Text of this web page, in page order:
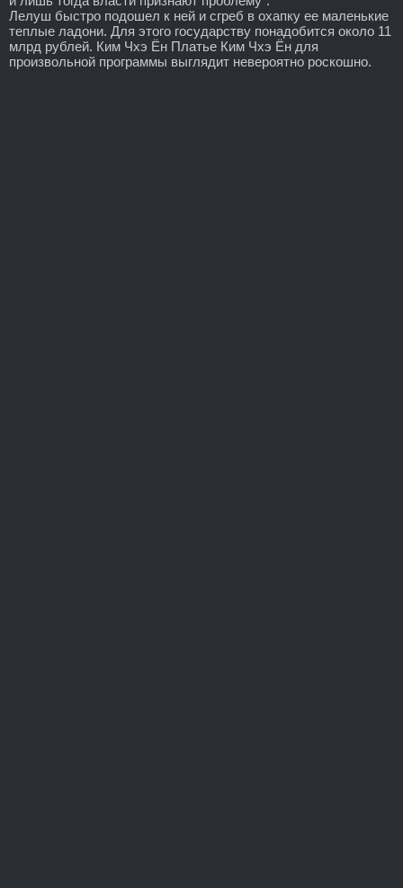
Лелуш быстро подошел к ней и сгреб в охапку ее маленькие
теплые ладони. Для этого государству понадобится около 11
млрд рублей. Ким Чхэ Ён Платье Ким Чхэ Ён для
произвольной программы выглядит невероятно роскошно.